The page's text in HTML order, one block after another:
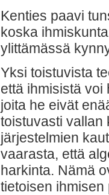
Kenties paavi
koska
ylittämässä
Yksi toistuvista
että ihmisistä voi
joita he eivät
toistuvasti vallan
järjestelmien
vaarasta, että
harkinta. Nämä
tietoisen ihmisen